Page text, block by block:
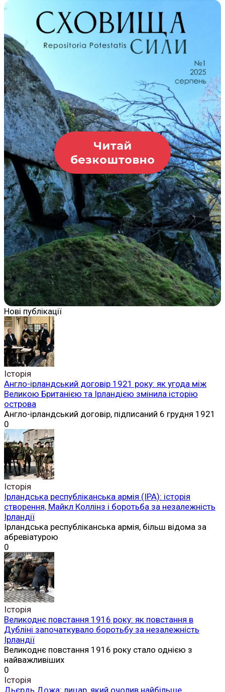
Читай
безкоштовно
Нові публікації
Історія
Англо-ірландський договір 1921 року: як угода між
Великою Британією та Ірландією змінила історію
острова
Англо-ірландський договір, підписаний 6 грудня 1921
0
Історія
Ірландська республіканська армія (ІРА): історія
створення, Майкл Коллінз і боротьба за незалежність
Ірландії
Ірландська республіканська армія, більш відома за
абревіатурою
0
Історія
Великоднє повстання 1916 року: як повстання в
Дубліні започаткувало боротьбу за незалежність
Ірландії
Великоднє повстання 1916 року стало однією з
найважливіших
0
Історія
Дьєрдь Дожа: лицар, який очолив найбільше